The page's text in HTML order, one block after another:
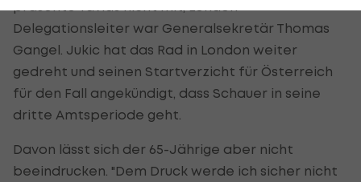
Delegationsleiter war Generalsekretär Thomas
Gangel. Jukic hat das Rad in London weiter
gedreht und seinen Startverzicht für Österreich
für den Fall angekündigt, dass Schauer in seine
dritte Amtsperiode geht.
Davon lässt sich der 65-Jährige aber nicht
beeindrucken. "Dem Druck werde ich sicher nicht